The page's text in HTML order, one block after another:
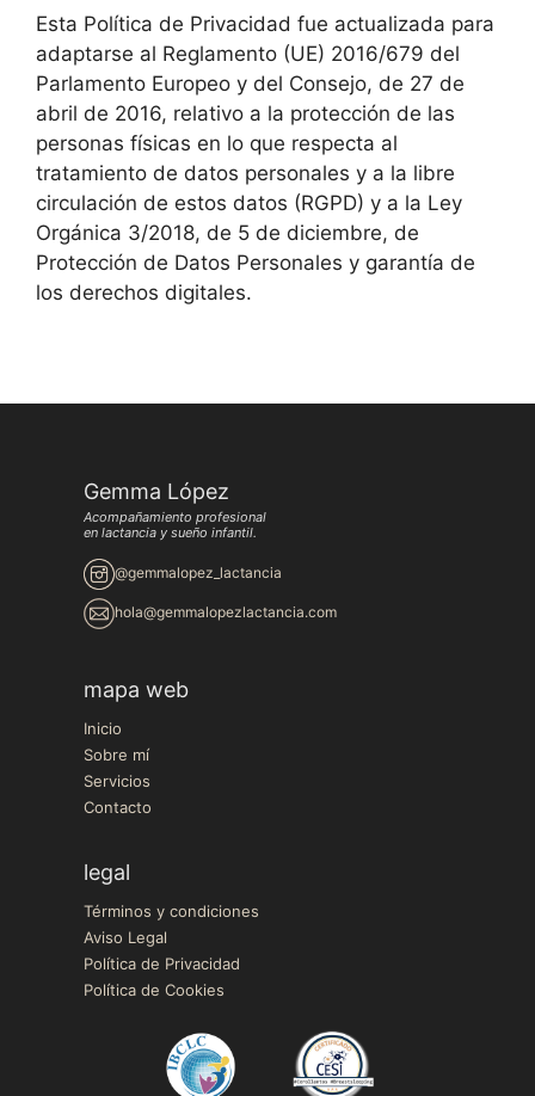
Esta Política de Privacidad fue actualizada para
adaptarse al Reglamento (UE) 2016/679 del
Parlamento Europeo y del Consejo, de 27 de
abril de 2016, relativo a la protección de las
personas físicas en lo que respecta al
tratamiento de datos personales y a la libre
circulación de estos datos (RGPD) y a la Ley
Orgánica 3/2018, de 5 de diciembre, de
Protección de Datos Personales y garantía de
los derechos digitales.
Gemma López
Acompañamiento profesional
en lactancia y sueño infantil.
@gemmalopez_lactancia
hola@gemmalopezlactancia.com
mapa web
Inicio
Sobre mí
Servicios
Contacto
legal
Términos y condiciones
Aviso Legal
Política de Privacidad
Política de Cookies